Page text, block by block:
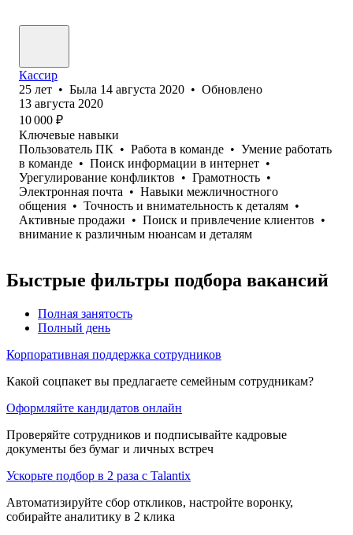
Кассир
25 лет • Была 14 августа 2020 • Обновлено
13 августа 2020
10 000 ₽
Ключевые навыки
Пользователь ПК • Работа в команде • Умение работать
в команде • Поиск информации в интернет •
Урегулирование конфликтов • Грамотность •
Электронная почта • Навыки межличностного
общения • Точность и внимательность к деталям •
Активные продажи • Поиск и привлечение клиентов •
внимание к различным нюансам и деталям
Быстрые фильтры подбора вакансий
Полная занятость
Полный день
Корпоративная поддержка сотрудников
Какой соцпакет вы предлагаете семейным сотрудникам?
Оформляйте кандидатов онлайн
Проверяйте сотрудников и подписывайте кадровые
документы без бумаг и личных встреч
Ускорьте подбор в 2 раза с Talantix
Автоматизируйте сбор откликов, настройте воронку,
собирайте аналитику в 2 клика